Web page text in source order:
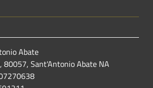
Abate
80057, Sant'Antonio Abate NA